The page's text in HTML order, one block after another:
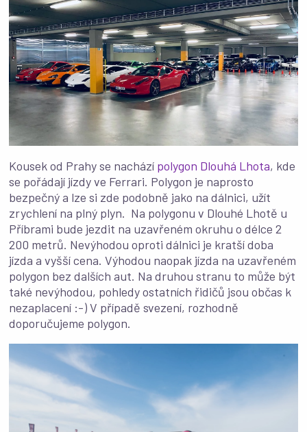
Kousek od Prahy se nachází polygon Dlouhá Lhota, kde
se pořádají jízdy ve Ferrari. Polygon je naprosto
bezpečný a lze si zde podobně jako na dálnici, užít
zrychlení na plný plyn. Na polygonu v Dlouhé Lhotě u
Příbrami bude jezdit na uzavřeném okruhu o délce 2
200 metrů. Nevýhodou oproti dálnici je kratší doba
jízda a vyšší cena. Výhodou naopak jízda na uzavřeném
polygon bez dalších aut. Na druhou stranu to může být
také nevýhodou, pohledy ostatních řidičů jsou občas k
nezaplacení :-) V případě svezení, rozhodně
doporučujeme polygon.